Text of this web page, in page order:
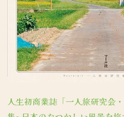
人生初商業誌「一人旅研究会